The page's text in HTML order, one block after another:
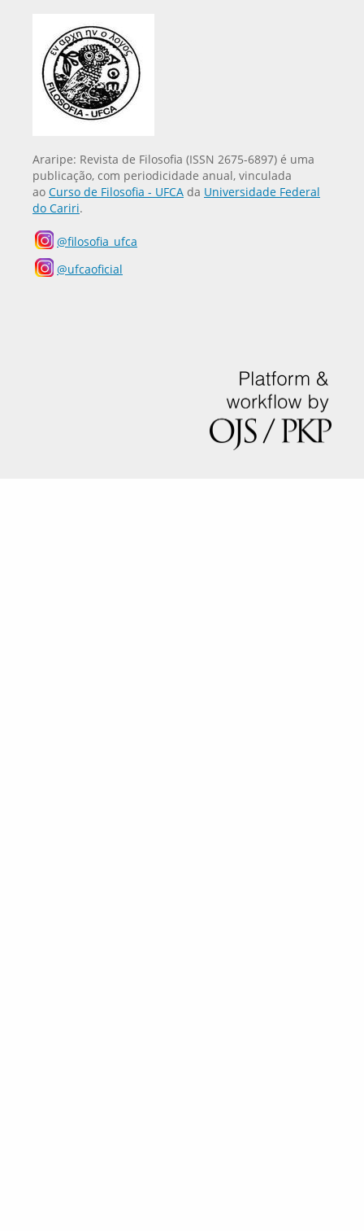
Araripe: Revista de Filosofia (ISSN 2675-6897) é uma
publicação, com periodicidade anual, vinculada
ao Curso de Filosofia - UFCA da Universidade Federal
do Cariri.
@filosofia_ufca
@ufcaoficial